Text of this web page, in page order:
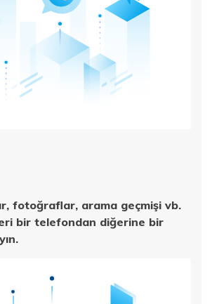
fotoğraflar, arama geçmişi vb.
bir telefondan diğerine bir